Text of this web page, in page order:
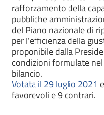
rafforzamento della
pubbliche
del Piano nazionale di
per l'efficienza della
proponibile dalla
condizioni formulate
bilancio.
Votata il 29 luglio 2021
favorevoli e 9 contrari.